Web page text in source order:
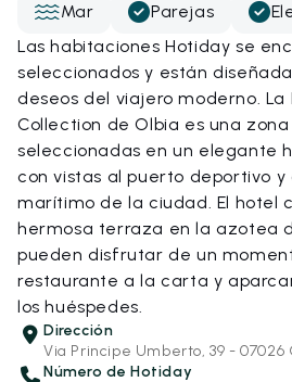
Mar Parejas
Las habitaciones Hotiday se
seleccionados y están
deseos del viajero moderno. La
Collection de Olbia es una
seleccionadas en un elegante
con vistas al puerto deportivo y
marítimo de la ciudad. El hotel
hermosa terraza en la azotea
pueden disfrutar de un
restaurante a la carta y
los huéspedes.
Dirección
Via Principe Umberto, 39 - 07026
Número de Hotiday